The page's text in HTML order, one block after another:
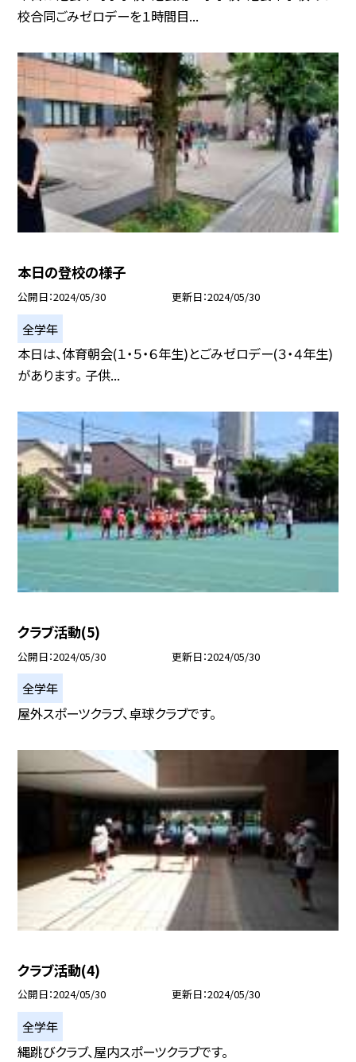
校合同ごみゼロデーを１時間目...
本日の登校の様子
公開日 2024/05/30 更新日 2024/05/30
全学年
本日は、体育朝会(１・５・６年生)とごみゼロデー(３・４年生)
があります。 子供...
クラブ活動(5)
公開日 2024/05/30 更新日 2024/05/30
全学年
屋外スポーツクラブ、卓球クラブです。
クラブ活動(4)
公開日 2024/05/30 更新日 2024/05/30
全学年
縄跳びクラブ、屋内スポーツクラブです。